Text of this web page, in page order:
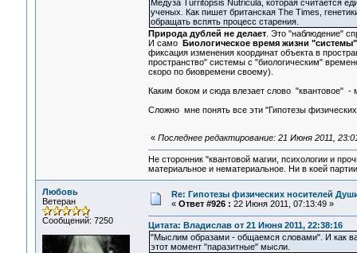
Медуза Turritopsis Nutricula, которая считается
ученых. Как пишет британская The Times,
обращать вспять процесс старения.
Природа дублей не делает. Это "наблюдение"
И само
Биологическое время жизни "системы"
фиксация изменения координат объекта в
пространство" системы с "биологическим"
скоро по биовремени своему).
Каким боком и сюда влезает слово "квантовое" -
Сложно мне понять все эти "Гипотезы
« Последнее редактирование: 21 Июня 2011,
Не сторонник "квантовой магии, психологии и
материальное и нематериальное. Ни в коей
Любовь
Ветеран
Сообщений: 7250
Re: Гипотезы физических носителей
« Ответ #926 : 22 Июня 2011, 07:13:49 »
Цитата: Владислав от 21 Июня 2011, 22:38:16
"Мыслим образами - общаемся словами". И как
этот момент "паразитные" мысли.